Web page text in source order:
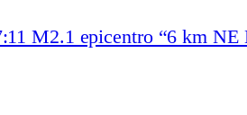
M2.1 epicentro “6 km NE